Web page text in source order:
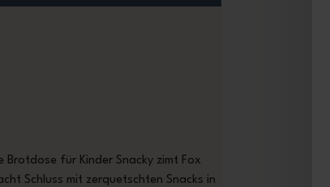
Brotdose für Kinder Snacky zimt Fox
Schluss mit zerquetschten Snacks in